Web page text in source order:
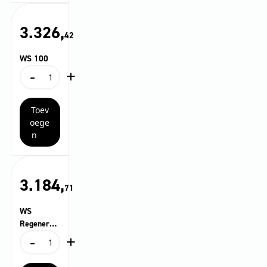
3.326,42
WS 100
-
WS
aantal
+
Toev
oege
n
3.184,71
WS
Regenerat
-
WS
aantal
+